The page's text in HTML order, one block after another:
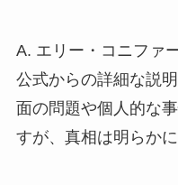
A. エリー・コニファ
公式からの詳細な説
面の問題や個人的な
すが、真相は明らか